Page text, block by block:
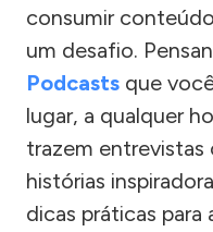
consumir
um desafio.
Podcasts que
lugar, a qualquer
trazem entrevistas
histórias
dicas práticas para